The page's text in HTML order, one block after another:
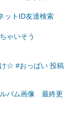
ットID友達検索
ゃいそう
け☆ #おっぱい 投稿
ルバム画像 最終更